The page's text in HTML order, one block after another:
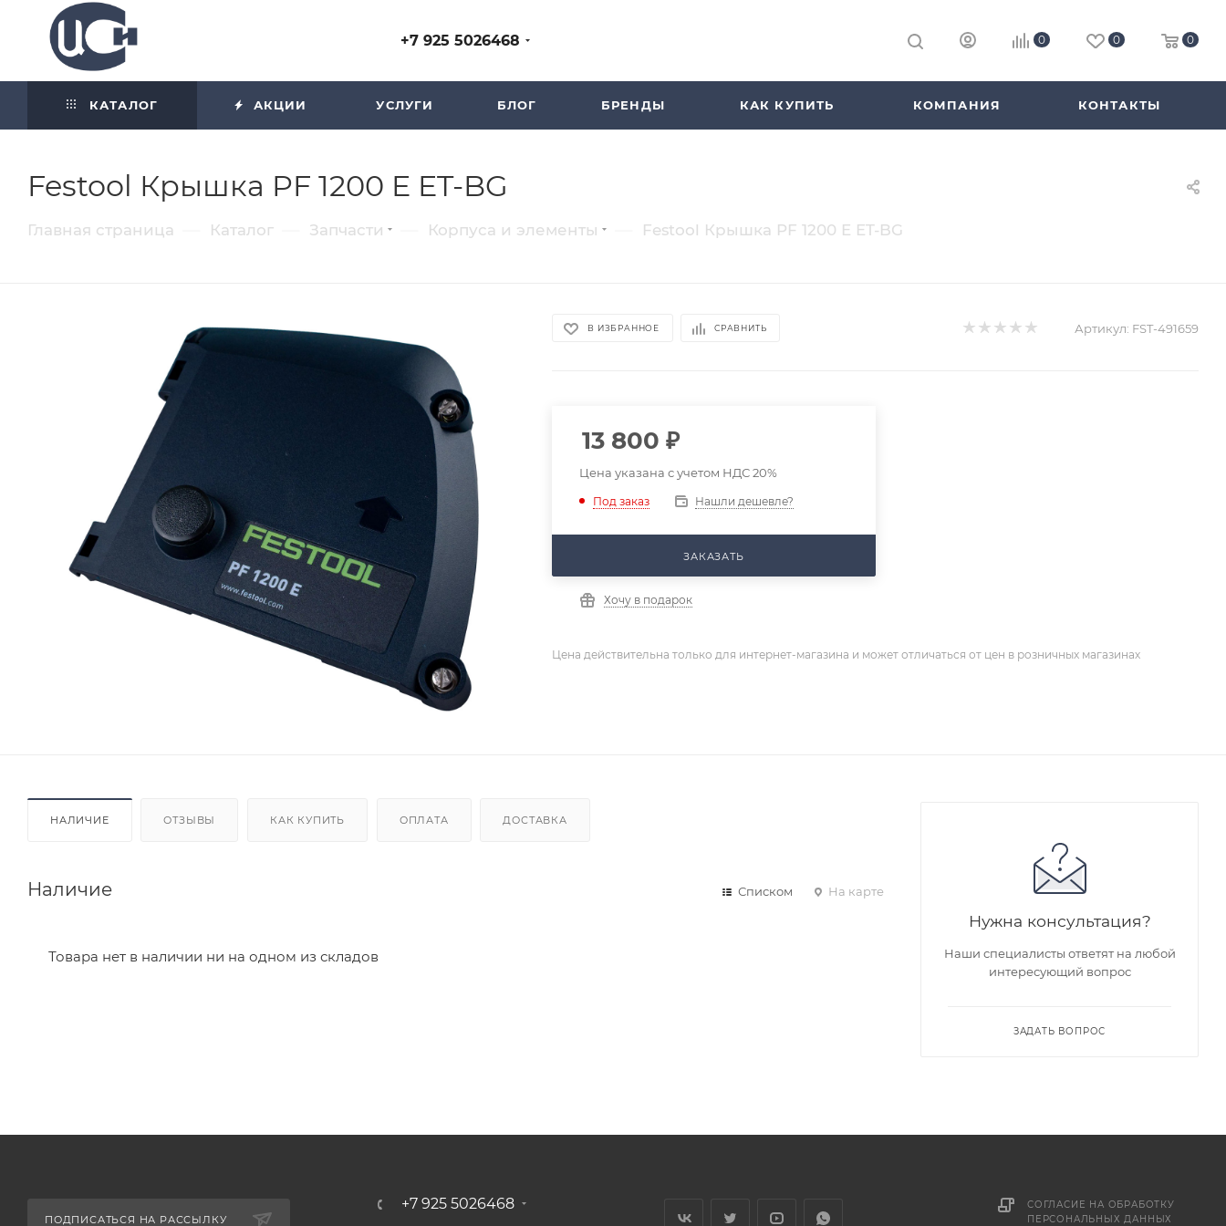
+7 925 5026468 0 0 0
КАТАЛОГ АКЦИИ УСЛУГИ БЛОГ БРЕНДЫ КАК КУПИТЬ КОМПАНИЯ КОНТАКТЫ
Festool Крышка PF 1200 E ET-BG
Главная страница Каталог Запчасти Корпуса и элементы Festool Крышка PF 1200 E ET-BG
В ИЗБРАННОЕ СРАВНИТЬ Артикул: FST-491659
13 800 ₽
Цена указана с учетом НДС 20%
Под заказ Нашли дешевле?
ЗАКАЗАТЬ
Хочу в подарок
Цена действительна только для интернет-магазина и может отличаться от цен в розничных магазинах
НАЛИЧИЕ ОТЗЫВЫ КАК КУПИТЬ ОПЛАТА ДОСТАВКА
Наличие Списком На карте
Товара нет в наличии ни на одном из складов
Нужна консультация?
Наши специалисты ответят на любой
интересующий вопрос
ЗАДАТЬ ВОПРОС
ПОДПИСАТЬСЯ НА РАССЫЛКУ
+7 925 5026468
СОГЛАСИЕ НА ОБРАБОТКУ
ПЕРСОНАЛЬНЫХ ДАННЫХ